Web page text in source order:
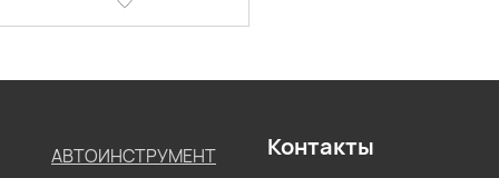
АВТОИНСТРУМЕНТ
Контакты